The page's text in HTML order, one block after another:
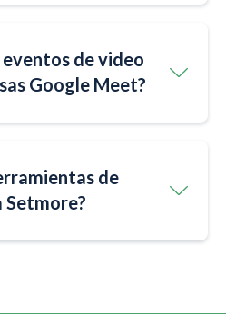
de video
Google Meet?
de
Setmore?